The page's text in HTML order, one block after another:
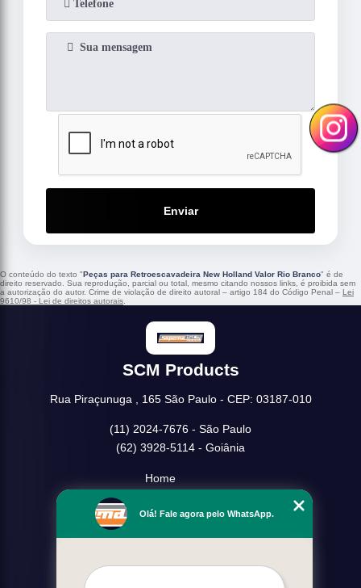
Enviar
O conteúdo do texto "Peças para Retroescavadeira New Holland Valor Rio Branco" é de
direito reservado. Sua reprodução, parcial ou total, mesmo citando nossos links, é proibida sem
a autorização do autor. Crime de violação de direito autoral – artigo 184 do Código Penal – Lei
9610/98 - Lei de direitos autorais.
SCM Products
Rua Piraçunuga , 165 São Paulo - CEP: 03187-010
(11) 2024-7676 - São Paulo
(62) 3928-5114 - Goiânia
Home
Missão
Olá! Fale agora pelo WhatsApp.